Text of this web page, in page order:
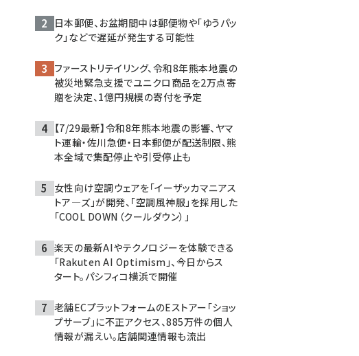
日本郵便、お盆期間中は郵便物や「ゆうパッ
ク」などで遅延が発生する可能性
ファーストリテイリング、令和8年熊本地震の
被災地緊急支援でユニクロ商品を2万点寄
贈を決定、1億円規模の寄付を予定
【7/29最新】令和8年熊本地震の影響、ヤマ
ト運輸・佐川急便・日本郵便が配送制限、熊
本全域で集配停止や引受停止も
女性向け空調ウェアを「イーザッカマニアス
トア―ズ」が開発、「空調風神服」を採用した
「COOL DOWN（クールダウン）」
楽天の最新AIやテクノロジーを体験できる
「Rakuten AI Optimism」、今日からス
タート。パシフィコ横浜で開催
老舗ECプラットフォームのEストアー「ショッ
プサーブ」に不正アクセス、885万件の個人
情報が漏えい。店舗関連情報も流出